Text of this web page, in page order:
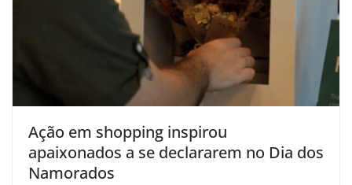
Ação em shopping inspirou
apaixonados a se declararem no Dia dos
Namorados